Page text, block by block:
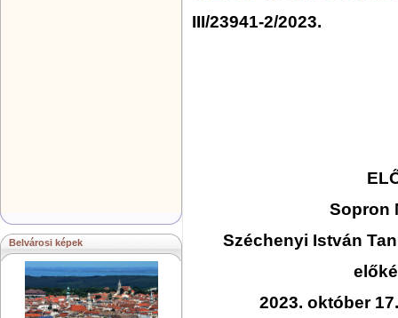
Belvárosi képek
III/23941-2/2023.
Sopron
Széchenyi István
2023. október